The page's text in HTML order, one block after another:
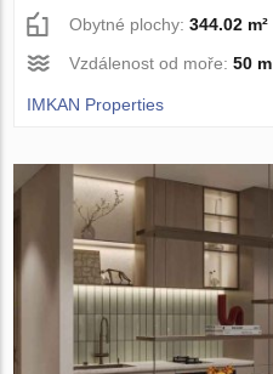
Obytné plochy:344.02 m²
Vzdálenost od moře:50 m
IMKAN Properties